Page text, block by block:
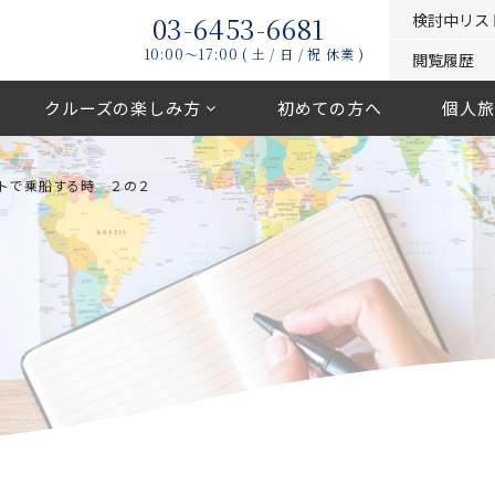
03-6453-6681
10:00〜17:00 ( 土 / 日 / 祝 休業 )
検討中リス
閲覧履歴
クルーズの楽しみ方 初めての方へ 個人
で乗船する時 ２の２